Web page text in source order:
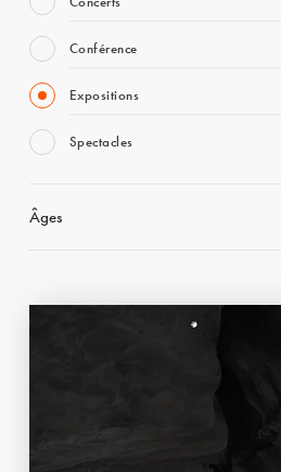
Conférence
Expositions
Spectacles
Âges